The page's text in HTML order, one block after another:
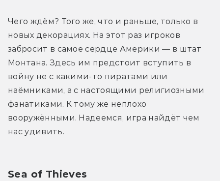
Чего ждём? Того же, что и раньше, только в
новых декорациях. На этот раз игроков
забросит в самое сердце Америки — в штат
Монтана. Здесь им предстоит вступить в
войну не с какими-то пиратами или
наёмниками, а с настоящими религиозными
фанатиками. К тому же неплохо
вооружёнными. Надеемся, игра найдёт чем
нас удивить.
Sea of Thieves